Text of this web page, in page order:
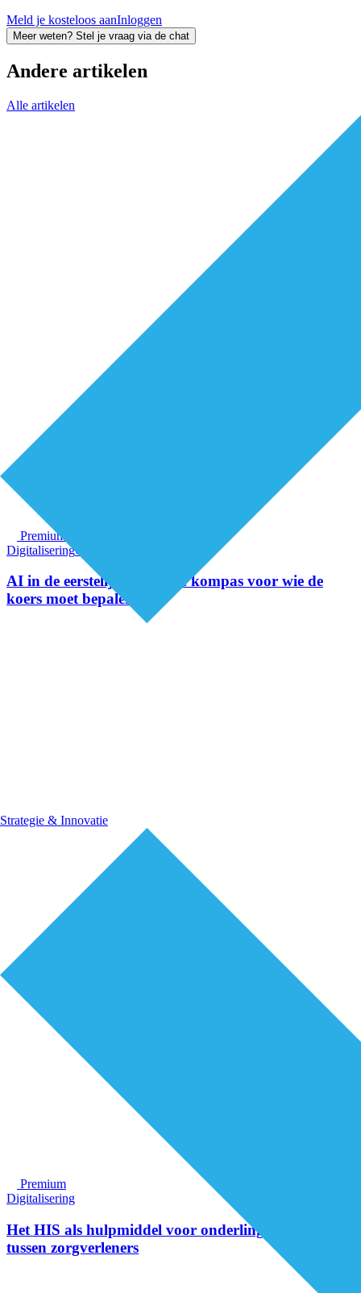
Strategie & Innovatie
Meld je kosteloos aanInloggen
Meer weten? Stel je vraag via de chat
Andere artikelen
Alle artikelen
Premium
DigitaliseringOrganisatie van zorg
AI in de eerstelijnszorg: een kompas voor wie de
koers moet bepalen
Premium
Digitalisering
Het HIS als hulpmiddel voor onderlinge afstemming
tussen zorgverleners